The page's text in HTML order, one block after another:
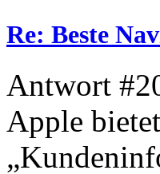
Re: Beste
Antwort
Apple